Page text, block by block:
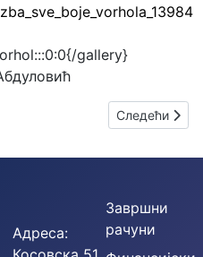
gallery}
изложбе "Andy Warhol:
Следећи
Следећи
Адреса:
Завршни
рачуни